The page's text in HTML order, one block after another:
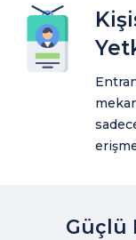
Güçlü